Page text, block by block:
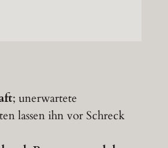
; unerwartete
lassen ihn vor Schreck